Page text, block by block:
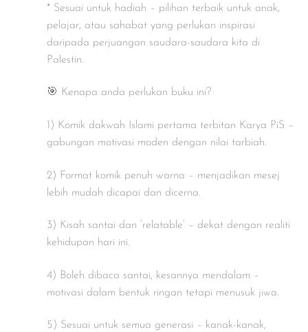
* Sesuai untuk hadiah – pilihan terbaik untuk anak,
pelajar, atau sahabat yang perlukan inspirasi
daripada perjuangan saudara-saudara kita di
Palestin.
🎯 Kenapa anda perlukan buku ini?
1) Komik dakwah Islami pertama terbitan Karya PiS –
gabungan motivasi moden dengan nilai tarbiah.
2) Format komik penuh warna – menjadikan mesej
lebih mudah dicapai dan dicerna.
3) Kisah santai dan ‘relatable‘ – dekat dengan realiti
kehidupan hari ini.
4) Boleh dibaca santai, kesannya mendalam –
motivasi dalam bentuk ringan tetapi menusuk jiwa.
5) Sesuai untuk semua generasi – kanak-kanak,